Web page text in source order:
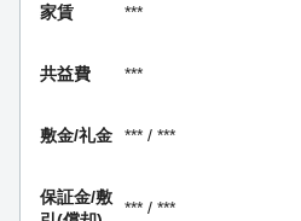
家賃 ***
共益費 ***
敷金/礼金 *** / ***
保証金/敷
*** / ***